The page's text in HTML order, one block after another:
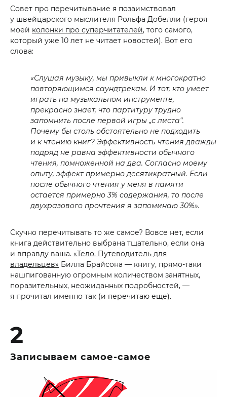
Совет про перечитывание я позаимствовал
у швейцарского мыслителя Рольфа Добелли (героя
моей колонки про суперчитателей, того самого,
который уже 10 лет не читает новостей). Вот его
слова:
«Слушая музыку, мы привыкли к многократно
повторяющимся саундтрекам. И тот, кто умеет
играть на музыкальном инструменте,
прекрасно знает, что партитуру трудно
запомнить после первой игры „с листа“.
Почему бы столь обстоятельно не подходить
и к чтению книг? Эффективность чтения дважды
подряд не равна эффективности обычного
чтения, помноженной на два. Согласно моему
опыту, эффект примерно десятикратный. Если
после обычного чтения у меня в памяти
остается примерно 3% содержания, то после
двухразового прочтения я запоминаю 30%».
Скучно перечитывать то же самое? Вовсе нет, если
книга действительно выбрана тщательно, если она
и вправду ваша. «Тело. Путеводитель для
владельцев» Билла Брайсона — книгу, прямо-таки
нашпигованную огромным количеством занятных,
поразительных, неожиданных подробностей, —
я прочитал именно так (и перечитаю еще).
2
Записываем самое-самое